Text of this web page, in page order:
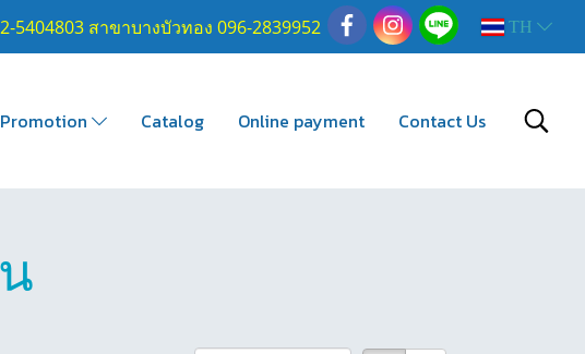
5404803 สาขาบางบัวทอง 096-2839952 TH
Promotion Catalog Online payment Contact Us